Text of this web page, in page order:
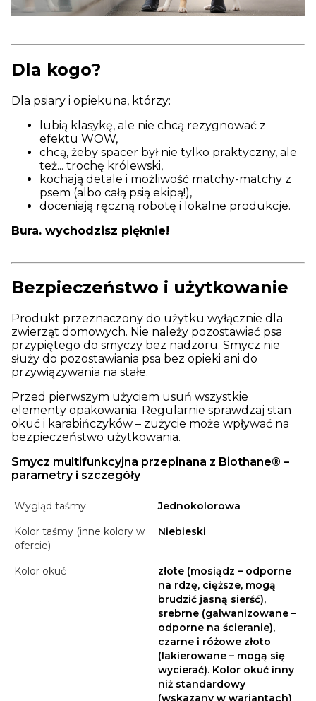
Dla kogo?
Dla psiary i opiekuna, którzy:
lubią klasykę, ale nie chcą rezygnować z
efektu WOW,
chcą, żeby spacer był nie tylko praktyczny, ale
też... trochę królewski,
kochają detale i możliwość matchy-matchy z
psem (albo całą psią ekipą!),
doceniają ręczną robotę i lokalne produkcje.
Bura. wychodzisz pięknie!
Bezpieczeństwo i użytkowanie
Produkt przeznaczony do użytku wyłącznie dla
zwierząt domowych. Nie należy pozostawiać psa
przypiętego do smyczy bez nadzoru. Smycz nie
służy do pozostawiania psa bez opieki ani do
przywiązywania na stałe.
Przed pierwszym użyciem usuń wszystkie
elementy opakowania. Regularnie sprawdzaj stan
okuć i karabińczyków – zużycie może wpływać na
bezpieczeństwo użytkowania.
Smycz multifunkcyjna przepinana z Biothane® –
parametry i szczegóły
Wygląd taśmy
Jednokolorowa
Kolor taśmy (inne kolory w
ofercie)
Niebieski
Kolor okuć
złote (mosiądz – odporne
na rdzę, cięższe, mogą
brudzić jasną sierść),
srebrne (galwanizowane –
odporne na ścieranie),
czarne i różowe złoto
(lakierowane – mogą się
wycierać). Kolor okuć inny
niż standardowy
(wskazany w wariantach)